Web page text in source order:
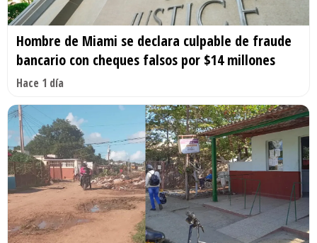
Hombre de Miami se declara culpable de fraude
bancario con cheques falsos por $14 millones
Hace 1 día